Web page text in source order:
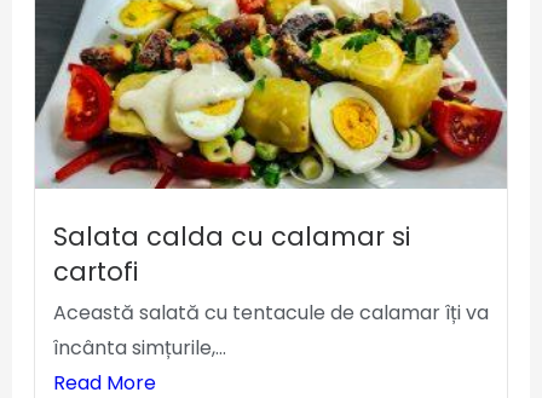
Salata calda cu calamar si
cartofi
Această salată cu tentacule de calamar îți va
încânta simțurile,...
Read More